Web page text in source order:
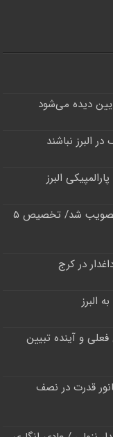
دیده می‌شود
البرز نباشند
البرز
اعتبارات خوبی در بودجه ۱۴۰۱ برای ‌آبخیزداری ‌تصویب شد/ تخصیص ۵
در کرج
البرز
و آینده تبیین
قدرت در نصف